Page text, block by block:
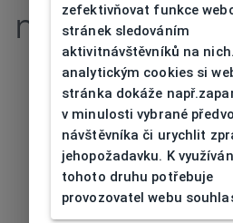
nenalezena
zefektivňovat funkce
stránek sledováním
aktivitnávštěvníků na
analytickým cookies si
stránka dokáže
v minulosti vybrané
návštěvníka či urychlit
jehopožadavku. K
tohoto druhu potřebuje
provozovatel webu